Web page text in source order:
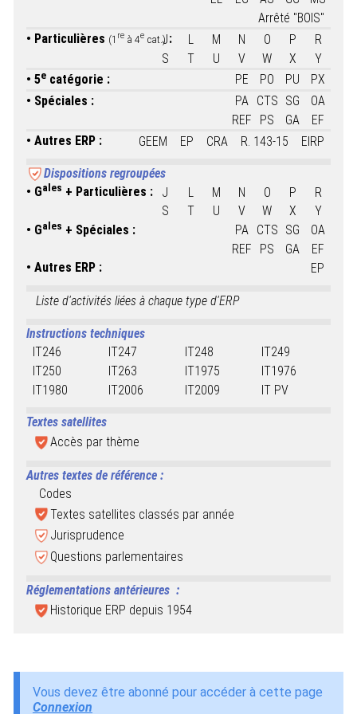
Vous devez être abonné pour accéder à cette page
Connexion
Arrêté "BOIS"
Particulières (1 reà 4ecat.):
J L M N O P
R
S
T U V W X
Y
5ecatégorie : PE PO PU
PX
Spéciales :
PA CTS SG
OA
REF
PS GA
EF
Autres ERP :
GEEM EP CRA R. 143-15 EIRP
Dispositions regroupées
Gales + Particulières : J L M N O P
R
S
T U V W X
Y
Gales + Spéciales : PA CTS SG
OA
REF
PS GA
EF
Autres ERP :
EP
Liste d'activités liées à chaque type d'ERP
Instructions techniques
IT246
IT247 IT248
IT249
IT250
IT263 IT1975
IT1976
IT1980
IT2006 IT2009 IT PV
Textes satellites
Accès par thème
Autres textes de référence :
Codes
Textes satellites classés par année
Jurisprudence
Questions parlementaires
Réglementations antérieures :
Historique ERP depuis 1954